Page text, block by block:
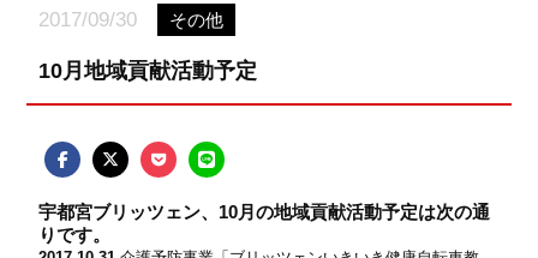
2017/09/30 その他
10月地域貢献活動予定
宇都宮ブリッツェン、10月の地域貢献活動予定は次の通
りです。